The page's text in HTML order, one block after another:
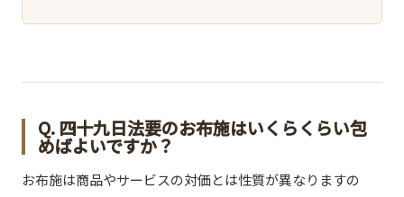
Q. 四十九日法要のお布施はいくらくらい包
めばよいですか？
お布施は商品やサービスの対価とは性質が異なりますの